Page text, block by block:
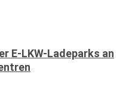
E-LKW-Ladeparks an